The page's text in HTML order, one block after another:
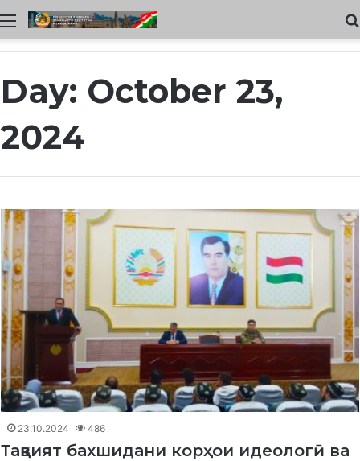
Меню
Day: October 23,
2024
23.10.2024 486
Тақвият бахшидани корҳои идеологӣ ва